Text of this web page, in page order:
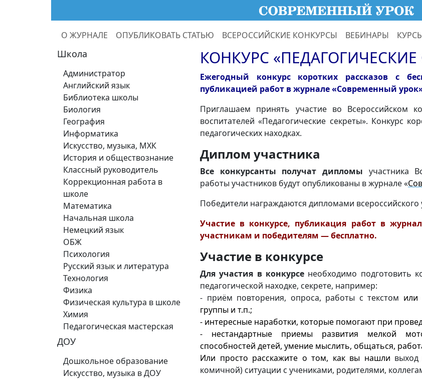
О ЖУРНАЛЕ ОПУБЛИКОВАТЬ СТАТЬЮ ВСЕРОССИЙСКИЕ КОНКУРСЫ ВЕБИНАРЫ
Школа
Администратор
Английский язык
Библиотека школы
Биология
География
Информатика
Искусство, музыка, МХК
История и обществознание
Классный руководитель
Коррекционная работа в
школе
Математика
Начальная школа
Немецкий язык
ОБЖ
Психология
Русский язык и литература
Технология
Физика
Физическая культура в школе
Химия
Педагогическая мастерская
ДОУ
Дошкольное образование
Искусство, музыка в ДОУ
КОНКУРС «ПЕДАГОГИЧЕСКИЕ
Ежегодный конкурс коротких рассказов с
публикацией работ в журнале «Современный
Приглашаем принять участие во Всероссийском
воспитателей «Педагогические секреты». Конкурс
педагогических находках.
Диплом участника
Все конкурсанты получат дипломы участника
работы участников будут опубликованы в журнале «
Победители награждаются дипломами всероссийского
Участие в конкурсе, публикация работ в
участникам и победителям —бесплатно.
Участие в конкурсе
Для участия в конкурсе необходимо подготовить
педагогической находке, секрете, например:
- приём повторения, опроса, работы с текстом или
группы и т.п.;
- интересные наработки, которые помогают при
- нестандартные приемы развития мелкой
способностей детей, умение мыслить, общаться,
Или просто расскажите о том, как вы нашли
комичной) ситуации с учениками, родителями,